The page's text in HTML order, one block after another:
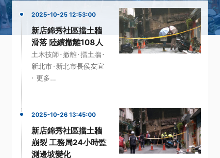
2025-10-25 12:53:00
新店錦秀社區擋土牆
滑落 陸續撤離108人
土木技師 ·撤離·擋土牆·
新北市· 新北市長侯友宜
· 更多...
2025-10-26 13:45:00
新店錦秀社區擋土牆
崩裂 工務局24小時監
測邊坡變化